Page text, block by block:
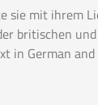
sie mit ihrem
britischen
in German and